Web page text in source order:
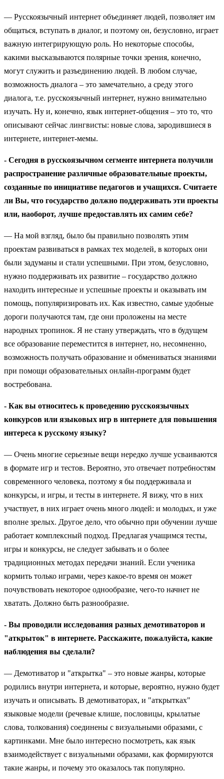
— Русскоязычный интернет объединяет людей, позволяет им
общаться, вступать в диалог, и поэтому он, безусловно, играет
важную интегрирующую роль. Но некоторые способы,
какими высказываются полярные точки зрения, конечно,
могут служить и разъединению людей. В любом случае,
возможность диалога – это замечательно, а среду этого
диалога, т.е. русскоязычный интернет, нужно внимательно
изучать. Ну и, конечно, язык интернет-общения – это то, что
описывают сейчас лингвисты: новые слова, зародившиеся в
интернете, интернет-мемы.
- Сегодня в русскоязычном сегменте интернета получили
распространение различные образовательные проекты,
созданные по инициативе педагогов и учащихся. Считаете
ли Вы, что государство должно поддерживать эти проекты
или, наоборот, лучше предоставлять их самим себе?
— На мой взгляд, было бы правильно позволять этим
проектам развиваться в рамках тех моделей, в которых они
были задуманы и стали успешными. При этом, безусловно,
нужно поддерживать их развитие – государство должно
находить интересные и успешные проекты и оказывать им
помощь, популяризировать их. Как известно, самые удобные
дороги получаются там, где они проложены на месте
народных тропинок. Я не стану утверждать, что в будущем
все образование переместится в интернет, но, несомненно,
возможность получать образование и обмениваться знаниями
при помощи образовательных онлайн-программ будет
востребована.
- Как вы относитесь к проведению русскоязычных
конкурсов или языковых игр в интернете для повышения
интереса к русскому языку?
— Очень многие серьезные вещи нередко лучше усваиваются
в формате игр и тестов. Вероятно, это отвечает потребностям
современного человека, поэтому я бы поддерживала и
конкурсы, и игры, и тесты в интернете. Я вижу, что в них
участвует, в них играет очень много людей: и молодых, и уже
вполне зрелых. Другое дело, что обычно при обучении лучше
работает комплексный подход. Предлагая учащимся тесты,
игры и конкурсы, не следует забывать и о более
традиционных методах передачи знаний. Если ученика
кормить только играми, через какое-то время он может
почувствовать некоторое однообразие, чего-то начнет не
хватать. Должно быть разнообразие.
- Вы проводили исследования разных демотиваторов и
"аткрыток" в интернете. Расскажите, пожалуйста, какие
наблюдения вы сделали?
— Демотиватор и "аткрытка" – это новые жанры, которые
родились внутри интернета, и которые, вероятно, нужно будет
изучать и описывать. В демотиваторах, и "аткрытках"
языковые модели (речевые клише, пословицы, крылатые
слова, толкования) соединены с визуальными образами, с
картинками. Мне было интересно посмотреть, как язык
взаимодействует с визуальными образами, как формируются
такие жанры, и почему это оказалось так популярно.